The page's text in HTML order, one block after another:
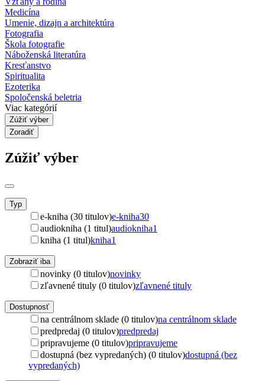
Medicína
Umenie, dizajn a architektúra
Fotografia
Škola fotografie
Náboženská literatúra
Kresťanstvo
Spiritualita
Ezoterika
Spoločenská beletria
Viac kategórií
Zúžiť výber
Zoradiť
Zúžiť výber
Typ
e-kniha (30 titulov)e-kniha30
audiokniha (1 titul)audiokniha1
kniha (1 titul)kniha1
Zobraziť iba
novinky (0 titulov)novinky
zľavnené tituly (0 titulov)zľavnené tituly
Dostupnosť
na centrálnom sklade (0 titulov)na centrálnom sklade
predpredaj (0 titulov)predpredaj
pripravujeme (0 titulov)pripravujeme
dostupná (bez vypredaných) (0 titulov)dostupná (bez
vypredaných)